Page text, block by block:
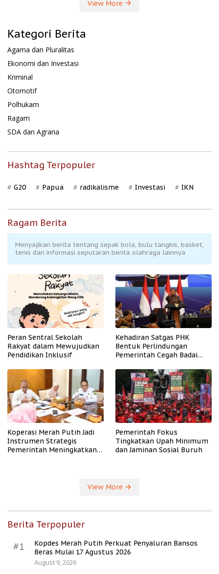
View More
Kategori Berita
Agama dan Pluralitas
Ekonomi dan Investasi
Kriminal
Otomotif
Polhukam
Ragam
SDA dan Agraria
Hashtag Terpopuler
G20 Papua radikalisme Investasi IKN
Ragam Berita
Menyajikan berita tentang sepak bola, bulu tangkis, basket,
tenis dan informasi seputaran berita olahraga lainnya
Peran Sentral Sekolah
Rakyat dalam Mewujudkan
Pendidikan Inklusif
Kehadiran Satgas PHK
Bentuk Perlindungan
Pemerintah Cegah Badai
Koperasi Merah Putih Jadi
Instrumen Strategis
Pemerintah Meningkatkan
Pemerintah Fokus
Tingkatkan Upah Minimum
dan Jaminan Sosial Buruh
View More
Berita Terpopuler
#1
Kopdes Merah Putih Perkuat Penyaluran Bansos
Beras Mulai 17 Agustus 2026
August 9, 2026